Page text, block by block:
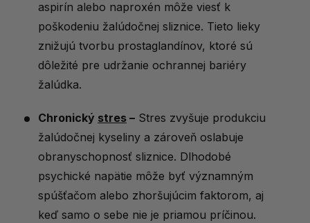
aspirín alebo naproxén môže viesť k
poškodeniu žalúdočnej sliznice. Tieto lieky
znižujú tvorbu prostaglandínov, ktoré sú
dôležité pre udržanie ochrannej bariéry
žalúdka.
Chronický stres – Stres zvyšuje produkciu
žalúdočnej kyseliny a zároveň oslabuje
obranyschopnosť sliznice. Dlhodobé
psychické napätie môže byť významným
spúšťačom alebo zhoršujúcim faktorom, aj
keď samo o sebe nie je priamou príčinou.